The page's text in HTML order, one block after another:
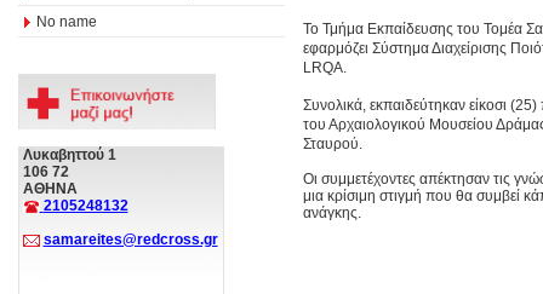
No name
Λυκαβηττού 1
106 72
ΑΘΗΝΑ
2105248132
samareites@redcross.gr
Το Τμήμα Εκπαίδευσης του Τομέα
εφαρμόζει Σύστημα Διαχείρισης
LRQA.
Συνολικά, εκπαιδεύτηκαν είκοσι
του Αρχαιολογικού Μουσείου
Σταυρού.
Οι συμμετέχοντες απέκτησαν τις
μια κρίσιμη στιγμή που θα συμβεί
ανάγκης.